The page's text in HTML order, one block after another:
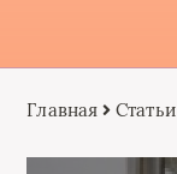
Главная Статьи